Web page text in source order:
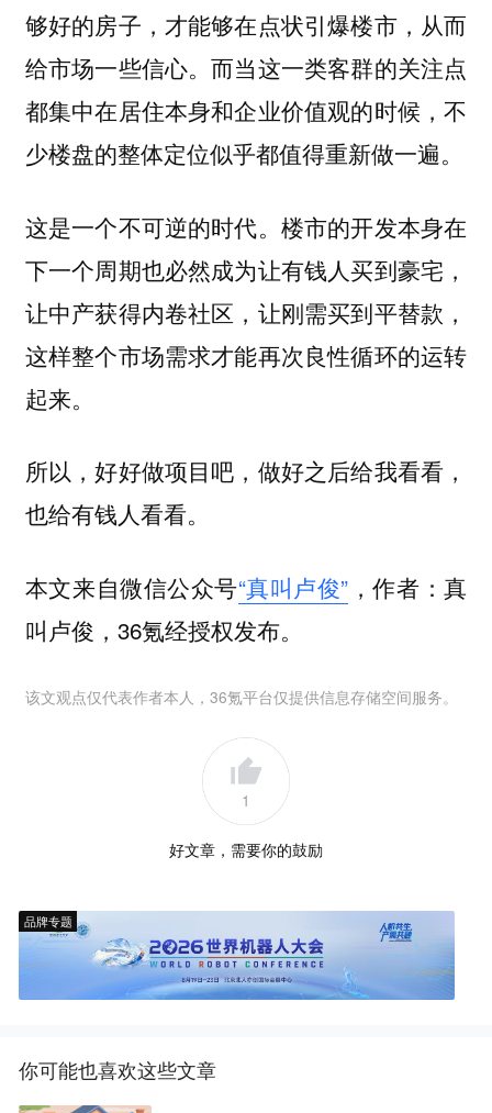
够好的房子，才能够在点状引爆楼市，从而
给市场一些信心。而当这一类客群的关注点
都集中在居住本身和企业价值观的时候，不
少楼盘的整体定位似乎都值得重新做一遍。
这是一个不可逆的时代。楼市的开发本身在
下一个周期也必然成为让有钱人买到豪宅，
让中产获得内卷社区，让刚需买到平替款，
这样整个市场需求才能再次良性循环的运转
起来。
所以，好好做项目吧，做好之后给我看看，
也给有钱人看看。
本文来自微信公众号“真叫卢俊” ，作者：真
叫卢俊，36氪经授权发布。
该文观点仅代表作者本人，36氪平台仅提供信息存储空间服务。
1
好文章，需要你的鼓励
品牌专题
你可能也喜欢这些文章